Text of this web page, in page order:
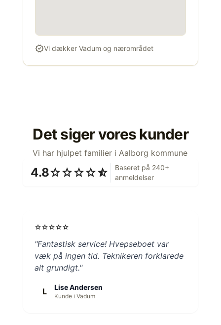
verifiedVi dækker Vadum og nærområdet
Det siger vores kunder
Vi har hjulpet familier i Aalborg kommune
4.8starstarstarstarstar_half
Baseret på 240+
anmeldelser
starstarstarstarstar
"Fantastisk service! Hvepseboet var
væk på ingen tid. Teknikeren forklarede
alt grundigt."
L Lise Andersen
Kunde i Vadum